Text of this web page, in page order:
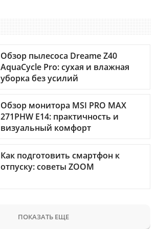
Обзор пылесоса Dreame Z40
AquaCycle Pro: сухая и влажная
уборка без усилий
Обзор монитора MSI PRO MAX
271PHW E14: практичность и
визуальный комфорт
Как подготовить смартфон к
отпуску: советы ZOOM
ПОКАЗАТЬ ЕЩЕ